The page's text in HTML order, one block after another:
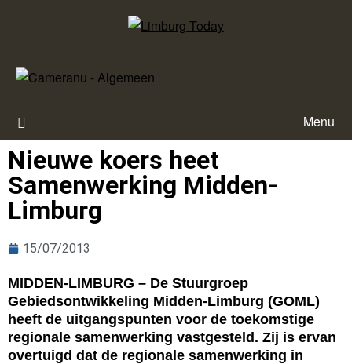
Menu
Nieuwe koers heet
Samenwerking Midden-
Limburg
15/07/2013
MIDDEN-LIMBURG – De Stuurgroep
Gebiedsontwikkeling Midden-Limburg (GOML)
heeft de uitgangspunten voor de toekomstige
regionale samenwerking vastgesteld. Zij is ervan
overtuigd dat de regionale samenwerking in